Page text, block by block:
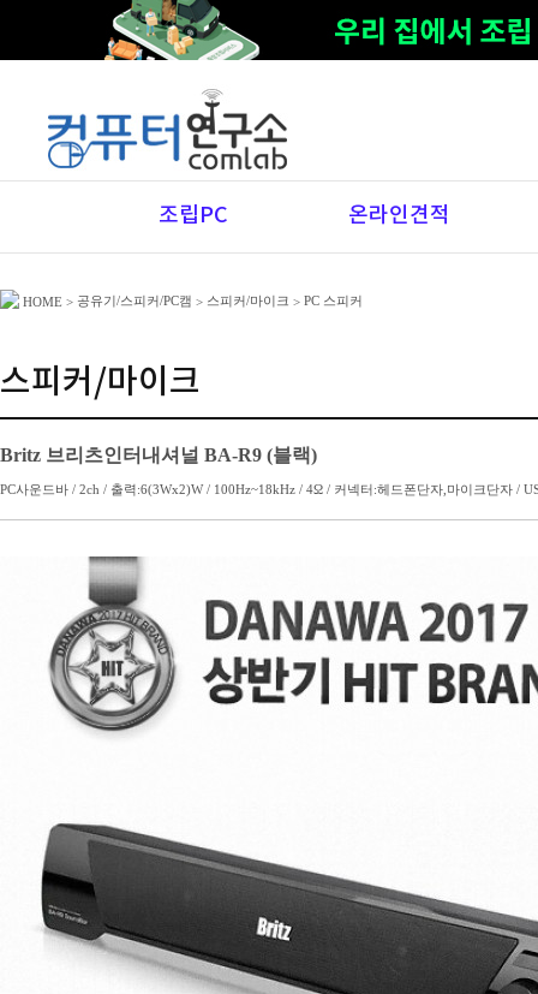
조립PC 온라인견적
HOME > 공유기/스피커/PC캠 > 스피커/마이크 > PC 스피커
스피커/마이크
Britz 브리츠인터내셔널 BA-R9 (블랙)
PC사운드바 / 2ch / 출력:6(3Wx2)W / 100Hz~18kHz / 4Ω / 커넥터:헤드폰단자,마이크단자 /